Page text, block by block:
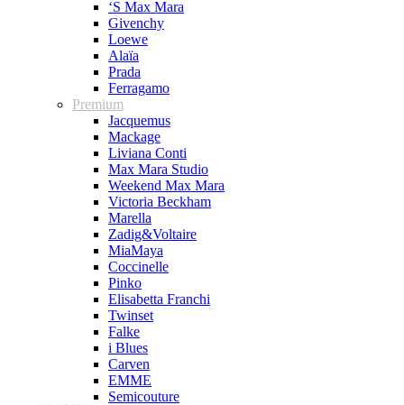
‘S Max Mara
Givenchy
Loewe
Alaïa
Prada
Ferragamo
Premium
Jacquemus
Mackage
Liviana Conti
Max Mara Studio
Weekend Max Mara
Victoria Beckham
Marella
Zadig&Voltaire
MiaMaya
Coccinelle
Pinko
Elisabetta Franchi
Twinset
Falke
i Blues
Carven
EMME
Semicouture